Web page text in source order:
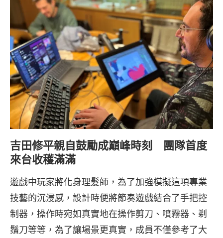
吉田修平親自鼓勵成巔峰時刻 團隊首度
來台收穫滿滿
遊戲中玩家將化身理髮師，為了加強模擬這項專業
技藝的沉浸感，設計時便將節奏遊戲結合了手把控
制器，操作時宛如真實地在操作剪刀、噴霧器、剃
鬚刀等等，為了讓場景更真實，成員不僅參考了大